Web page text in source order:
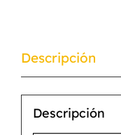
Descripción
Descripción